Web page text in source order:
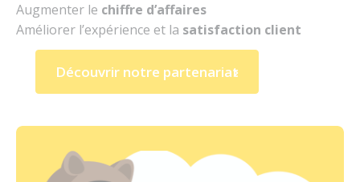
Augmenter le chiffre d’affaires
Améliorer l’expérience et la satisfaction client
Découvrir notre partenariat